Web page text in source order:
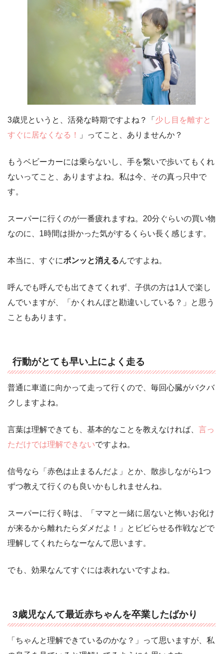
3歳児というと、活発な時期ですよね？「 少し目を離すと
すぐに居なくなる！
」ってこと、ありませんか？
もうベビーカーには乗らないし、手を繋いで歩いてもくれ
ないってこと、ありますよね。私は今、その真っ只中で
す。
スーパーに行くのが一番疲れますね。20分ぐらいの買い物
なのに、1時間は掛かった気がするくらい長く感じます。
本当に、すぐにポンッと消えるんですよね。
呼んでも呼んでも出てきてくれず、子供の方は1人で楽し
んでいますが、「かくれんぼと勘違いしている？」と思う
こともあります。
行動がとても早い上によく走る
普通に車道に向かって走って行くので、毎回心臓がバクバ
クしますよね。
言葉は理解できても、基本的なことを教えなければ、 言っ
ただけでは理解できないですよね。
信号なら「赤色は止まるんだよ」とか、散歩しながら1つ
ずつ教えて行くのも良いかもしれませんね。
スーパーに行く時は、「ママと一緒に居ないと怖いお化け
が来るから離れたらダメだよ！」とビビらせる作戦などで
理解してくれたらなーなんて思います。
でも、効果なんてすぐには表れないですよね。
3歳児なんて最近赤ちゃんを卒業したばかり
「ちゃんと理解できているのかな？」って思いますが、私